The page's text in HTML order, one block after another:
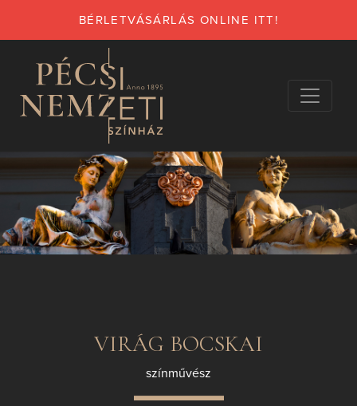
BÉRLETVÁSÁRLÁS ONLINE ITT!
VIRÁG BOCSKAI
színművész